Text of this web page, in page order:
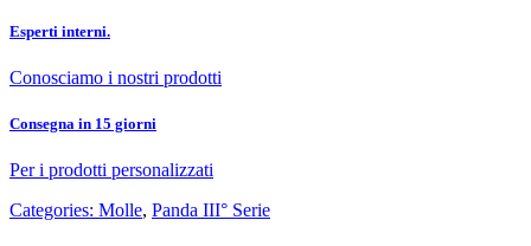
Esperti interni.
Conosciamo i nostri prodotti
Consegna in 15 giorni
Per i prodotti personalizzati
Categories: Molle, Panda III° Serie